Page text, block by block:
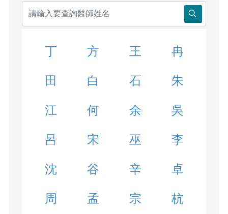
丁 方 王 冉
田 白 石 朱
江 何 余 吳
呂 宋 巫 李
沈 谷 辛 卓
周 孟 宗 杭